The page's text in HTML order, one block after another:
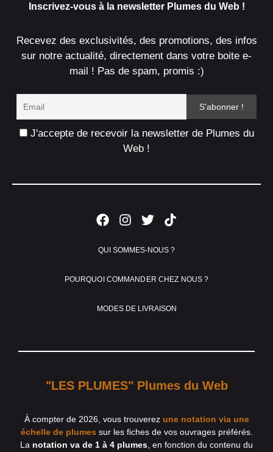
Inscrivez-vous à la newsletter Plumes du Web !
Recevez des exclusivités, des promotions, des infos
sur notre actualité, directement dans votre boite e-
mail ! Pas de spam, promis :)
J'accepte de recevoir la newsletter de Plumes du
Web !
QUI SOMMES-NOUS ?
POURQUOI COMMANDER CHEZ NOUS ?
MODES DE LIVRAISON
"LES PLUMES" Plumes du Web
À compter de 2026, vous trouverez une notation via une
échelle de plumes sur les fiches de vos ouvrages préférés.
La notation va de 1 à 4 plumes , en fonction du contenu du